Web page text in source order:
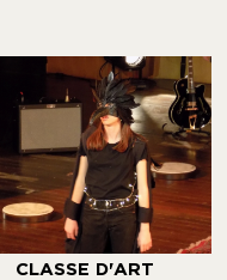
CLASSE D'ART